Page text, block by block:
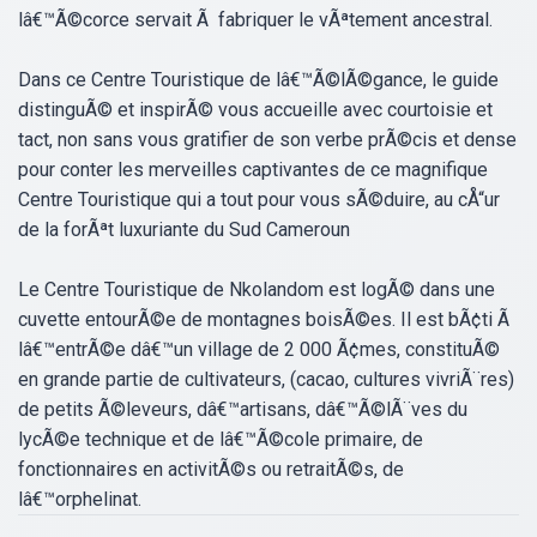
lâ€™Ã©corce servait Ã fabriquer le vÃªtement ancestral.
Dans ce Centre Touristique de lâ€™Ã©lÃ©gance, le guide
distinguÃ© et inspirÃ© vous accueille avec courtoisie et
tact, non sans vous gratifier de son verbe prÃ©cis et dense
pour conter les merveilles captivantes de ce magnifique
Centre Touristique qui a tout pour vous sÃ©duire, au cÅ“ur
de la forÃªt luxuriante du Sud Cameroun
Le Centre Touristique de Nkolandom est logÃ© dans une
cuvette entourÃ©e de montagnes boisÃ©es. Il est bÃ¢ti Ã
lâ€™entrÃ©e dâ€™un village de 2 000 Ã¢mes, constituÃ©
en grande partie de cultivateurs, (cacao, cultures vivriÃ¨res)
de petits Ã©leveurs, dâ€™artisans, dâ€™Ã©lÃ¨ves du
lycÃ©e technique et de lâ€™Ã©cole primaire, de
fonctionnaires en activitÃ©s ou retraitÃ©s, de
lâ€™orphelinat.